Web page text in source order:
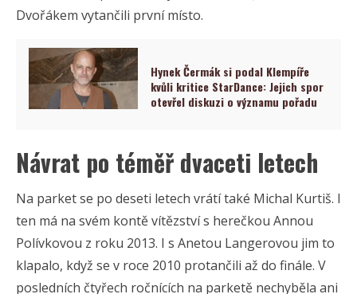
Dvořákem vytančili první místo.
Hynek Čermák si podal Klempíře
kvůli kritice StarDance: Jejich spor
otevřel diskuzi o významu pořadu
Návrat po téměř dvaceti letech
Na parket se po deseti letech vrátí také Michal Kurtiš. I
ten má na svém kontě vítězství s herečkou Annou
Polívkovou z roku 2013. I s Anetou Langerovou jim to
klapalo, když se v roce 2010 protančili až do finále. V
posledních čtyřech ročnících na parketě nechyběla ani